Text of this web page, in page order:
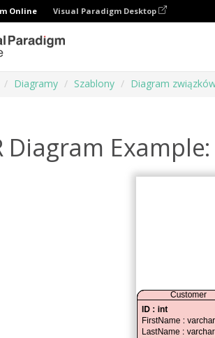
Online Visual Paradigm Desktop
Diagramy Szablony Diagram
Diagram